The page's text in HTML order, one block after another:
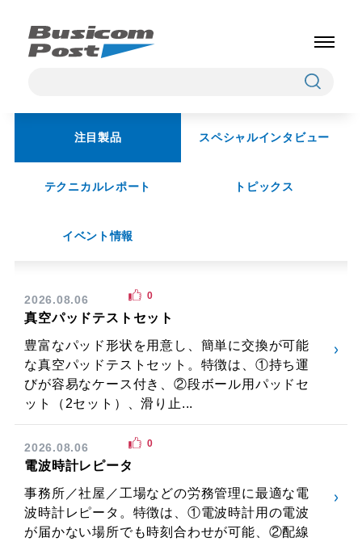
注目製品 スペシャルインタビュー
テクニカルレポート トピックス
イベント情報
2026.08.06
真空パッドテストセット
豊富なパッド形状を用意し、簡単に交換が可能
な真空パッドテストセット。特徴は、①持ち運
びが容易なケース付き、②段ボール用パッドセ
ット（2セット）、滑り止...
0
2026.08.06
電波時計レピータ
事務所／社屋／工場などの労務管理に最適な電
波時計レピータ。特徴は、①電波時計用の電波
が届かない場所でも時刻合わせが可能、②配線
0